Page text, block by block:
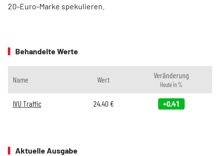
20-Euro-Marke spekulieren.
Behandelte Werte
Name Wert Veränderung
Heute in %
IVU Traffic 24,40€ +0,41
Aktuelle Ausgabe